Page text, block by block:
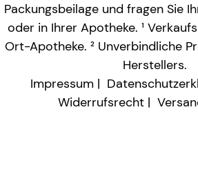
Packungsbeilage und fragen Sie
oder in Ihrer Apotheke. ¹
Ort-Apotheke. ² Unverbindliche
Herstellers.
Impressum
Widerrufsrecht